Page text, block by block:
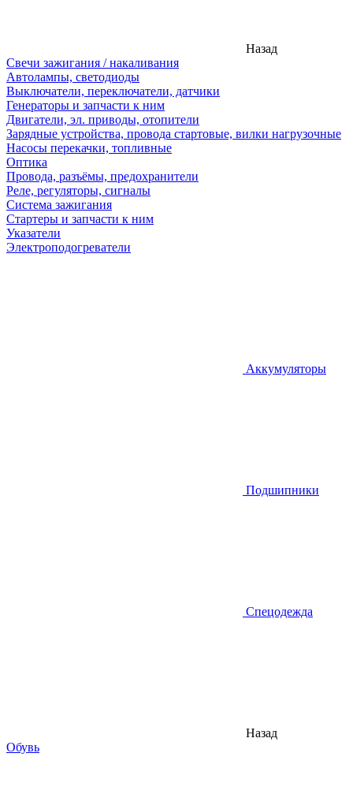
Назад
Свечи зажигания / накаливания
Автолампы, светодиоды
Выключатели, переключатели, датчики
Генераторы и запчасти к ним
Двигатели, эл. приводы, отопители
Зарядные устройства, провода стартовые, вилки нагрузочные
Насосы перекачки, топливные
Оптика
Провода, разъёмы, предохранители
Реле, регуляторы, сигналы
Система зажигания
Стартеры и запчасти к ним
Указатели
Электроподогреватели
Аккумуляторы
Подшипники
Спецодежда
Назад
Обувь